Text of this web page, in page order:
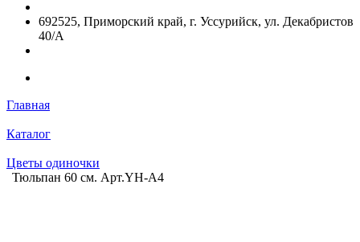
692525, Приморский край, г. Уссурийск, ул. Декабристов
40/А
Главная
Каталог
Цветы одиночки
Тюльпан 60 см. Арт.YH-A4